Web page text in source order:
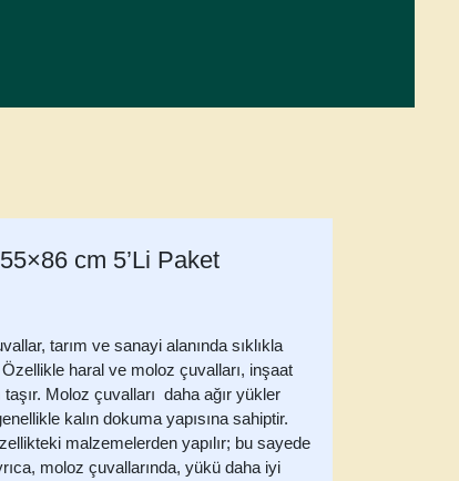
cm 5’Li Paket
tarım ve sanayi alanında sıklıkla
Özellikle haral ve moloz çuvalları, inşaat
Moloz çuvalları daha ağır yükler
kalın dokuma yapısına sahiptir.
malzemelerden yapılır; bu sayede
moloz çuvallarında, yükü daha iyi